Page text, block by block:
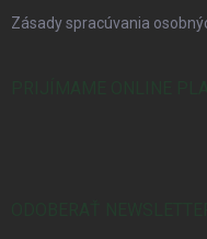
Zásady spracúvania